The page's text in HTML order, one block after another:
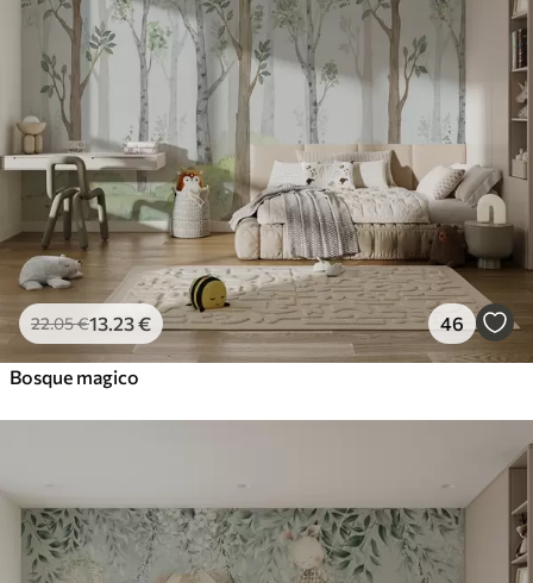
22.05€13.23€ 46
Bosque magico